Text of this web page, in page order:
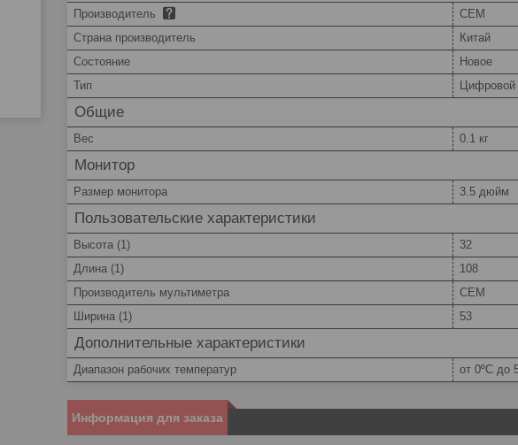
Производитель
CEM
Страна производитель
Китай
Состояние
Новое
Тип
Цифровой
Общие
Вес 0.1 кг
Монитор
Размер монитора 3.5 дюйм
Пользовательские характеристики
Высота (1)
32
Длина (1)
108
Производитель мультиметра
CEM
Ширина (1)
53
Дополнительные характеристики
Диапазон рабочих температур от 0ºС до
Информация для заказа